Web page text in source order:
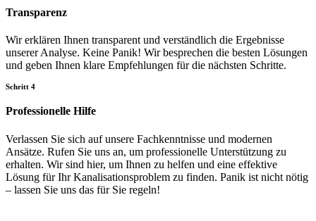
Transparenz
Wir erklären Ihnen transparent und verständlich die Ergebnisse
unserer Analyse. Keine Panik! Wir besprechen die besten Lösungen
und geben Ihnen klare Empfehlungen für die nächsten Schritte.
Schritt 4
Professionelle Hilfe
Verlassen Sie sich auf unsere Fachkenntnisse und modernen
Ansätze. Rufen Sie uns an, um professionelle Unterstützung zu
erhalten. Wir sind hier, um Ihnen zu helfen und eine effektive
Lösung für Ihr Kanalisationsproblem zu finden. Panik ist nicht nötig
– lassen Sie uns das für Sie regeln!